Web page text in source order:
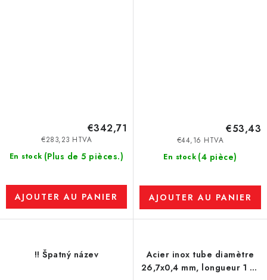
En stock (Plus de 5 pièces.)
€283,23 HTVA
€342,71
AJOUTER AU PANIER
En stock (4 pièce)
€44,16 HTVA
€53,43
AJOUTER AU PANIER
!! Špatný název
Acier inox tube diamètre
26,7x0,4 mm, longueur 1 m,